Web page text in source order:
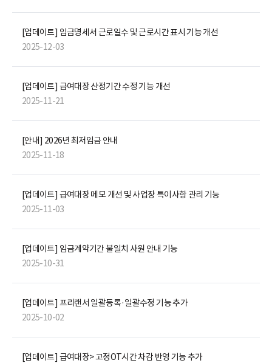
[업데이트] 임금명세서 근로일수 및 근로시간 표시 기능 개선
2025-12-03
[업데이트] 급여대장 산정기간 수정 기능 개선
2025-11-21
[안내] 2026년 최저임금 안내
2025-11-18
[업데이트] 급여대장 메모 개선 및 사업장 특이사항 관리 기능
2025-11-03
[업데이트] 임금계약기간 불일치 사원 안내 기능
2025-10-31
[업데이트] 프리랜서 일괄등록·일괄수정 기능 추가
2025-10-02
[업데이트] 급여대장> 고정OT시간 차감 반영 기능 추가